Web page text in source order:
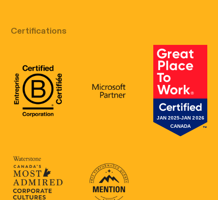
Certifications
B Corp Certification
Microsoft Great
Canada's Most Admired Corporate
Prix performance Quebec